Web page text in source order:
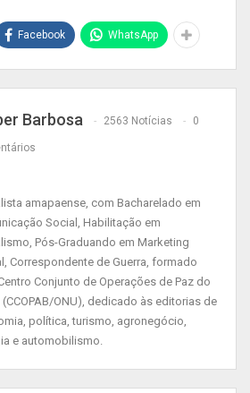
Econômico do Amapá
Agência de Fomento do
parceria com o Sebrae/AP.
o processo seletivo estão
até 24 de outubro, através
.
editais)
vagas para em sistema de
mulheres, participantes de
pretos, pardos ou indígenas, e
Facebook WhatsApp
Barbosa 2563 Notícias 0
amapaense, com Bacharelado em
Social, Habilitação em
Pós-Graduando em Marketing
Correspondente de Guerra, formado
Conjunto de Operações de Paz do
(CCOPAB/ONU), dedicado às editorias de
política, turismo, agronegócio,
e automobilismo.